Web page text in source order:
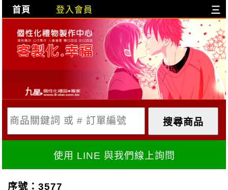
首頁 登入會員 三
購物車內容:
目前購物車是空的!
X
使用 LINE 與我們線上詢問